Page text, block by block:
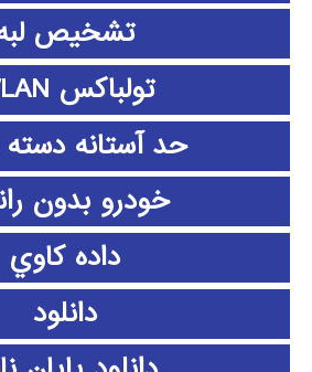
تشخیص
تولباکس WLAN
حد آستانه
خودرو بدون
داده كاوي
دانلود